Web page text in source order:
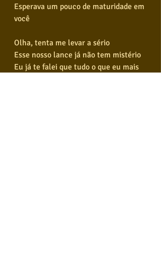
Esperava um pouco de maturidade em
você
Olha, tenta me levar a sério
Esse nosso lance já não tem mistério
Eu já te falei que tudo o que eu mais